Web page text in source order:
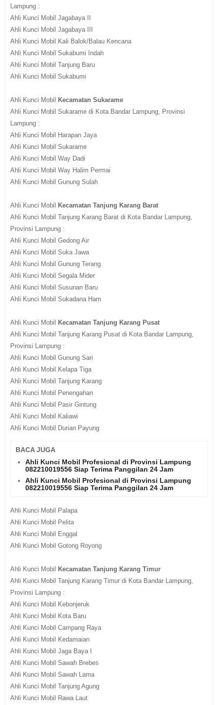
Lampung :
Ahli Kunci Mobil Jagabaya II
Ahli Kunci Mobil Jagabaya III
Ahli Kunci Mobil Kali Balok/Balau Kencana
Ahli Kunci Mobil Sukabumi Indah
Ahli Kunci Mobil Tanjung Baru
Ahli Kunci Mobil Sukabumi
Ahli Kunci Mobil
Kecamatan Sukarame
Ahli Kunci Mobil Sukarame di Kota Bandar Lampung, Provinsi
Lampung :
Ahli Kunci Mobil Harapan Jaya
Ahli Kunci Mobil Sukarame
Ahli Kunci Mobil Way Dadi
Ahli Kunci Mobil Way Halim Permai
Ahli Kunci Mobil Gunung Sulah
Ahli Kunci Mobil
Kecamatan Tanjung Karang Barat
Ahli Kunci Mobil Tanjung Karang Barat di Kota Bandar Lampung,
Provinsi Lampung :
Ahli Kunci Mobil Gedong Air
Ahli Kunci Mobil Suka Jawa
Ahli Kunci Mobil Gunung Terang
Ahli Kunci Mobil Segala Mider
Ahli Kunci Mobil Susunan Baru
Ahli Kunci Mobil Sukadana Ham
Ahli Kunci Mobil
Kecamatan Tanjung Karang Pusat
Ahli Kunci Mobil Tanjung Karang Pusat di Kota Bandar Lampung,
Provinsi Lampung :
Ahli Kunci Mobil Gunung Sari
Ahli Kunci Mobil Kelapa Tiga
Ahli Kunci Mobil Tanjung Karang
Ahli Kunci Mobil Penengahan
Ahli Kunci Mobil Pasir Gintung
Ahli Kunci Mobil Kaliawi
Ahli Kunci Mobil Durian Payung
BACA JUGA
Ahli Kunci Mobil Profesional di Provinsi Lampung
082210019556 Siap Terima Panggilan 24 Jam
Ahli Kunci Mobil Profesional di Provinsi Lampung
082210019556 Siap Terima Panggilan 24 Jam
Ahli Kunci Mobil Palapa
Ahli Kunci Mobil Pelita
Ahli Kunci Mobil Enggal
Ahli Kunci Mobil Gotong Royong
Ahli Kunci Mobil Kecamatan Tanjung Karang Timur
Ahli Kunci Mobil Tanjung Karang Timur di Kota Bandar Lampung,
Provinsi Lampung :
Ahli Kunci Mobil Kebonjeruk
Ahli Kunci Mobil Kota Baru
Ahli Kunci Mobil Campang Raya
Ahli Kunci Mobil Kedamaian
Ahli Kunci Mobil Jaga Baya I
Ahli Kunci Mobil Sawah Brebes
Ahli Kunci Mobil Sawah Lama
Ahli Kunci Mobil Tanjung Agung
Ahli Kunci Mobil Rawa Laut